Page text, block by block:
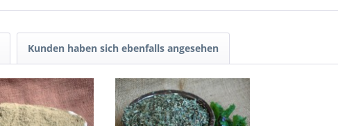
Kunden haben sich ebenfalls angesehen